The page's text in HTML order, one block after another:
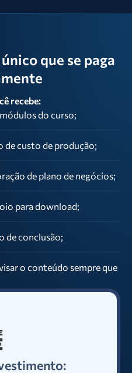
que se paga
recebe:
do curso;
de custo de produção;
de plano de negócios;
para download;
de conclusão;
o conteúdo sempre que